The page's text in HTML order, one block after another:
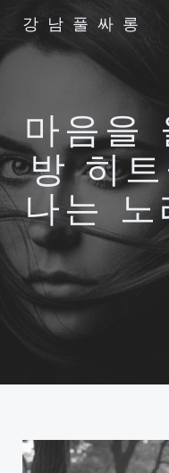
강남풀싸롱
마음을
방 히
나는 노